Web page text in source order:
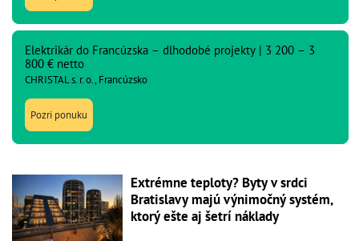
Elektrikár do Francúzska – dlhodobé projekty | 3 200 – 3
800 € netto
CHRISTAL s. r. o., Francúzsko
Pozri ponuku
Extrémne teploty? Byty v srdci
Bratislavy majú výnimočný systém,
ktorý ešte aj šetrí náklady